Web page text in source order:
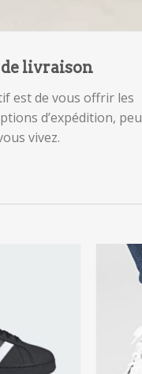
livraison
est de vous offrir les
d’expédition, peu
vivez.